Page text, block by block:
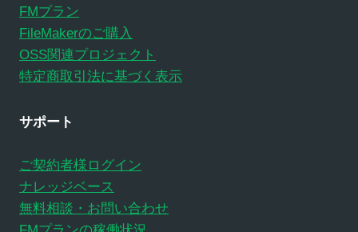
FMプラン
FileMakerのご購入
OSS関連プロジェクト
特定商取引法に基づく表示
サポート
ご契約者様ログイン
ナレッジベース
無料相談・お問い合わせ